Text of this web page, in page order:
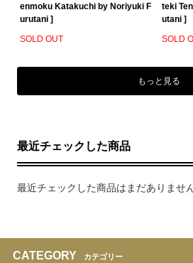
enmoku Katakuchi by Noriyuki F
urutani ]
SOLD OUT
teki
utani ]
SOLD
もっと見る
最近チェックした商品
最近チェックした商品はまだありません
CATEGORY カテゴリー